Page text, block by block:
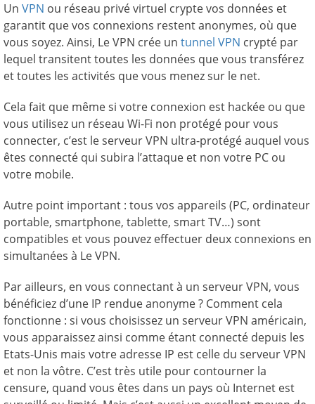
Un VPN ou réseau privé virtuel crypte vos données et
garantit que vos connexions restent anonymes, où que
vous soyez. Ainsi, Le VPN crée un tunnel VPN crypté par
lequel transitent toutes les données que vous transférez
et toutes les activités que vous menez sur le net.
Cela fait que même si votre connexion est hackée ou que
vous utilisez un réseau Wi-Fi non protégé pour vous
connecter, c’est le serveur VPN ultra-protégé auquel vous
êtes connecté qui subira l’attaque et non votre PC ou
votre mobile.
Autre point important : tous vos appareils (PC, ordinateur
portable, smartphone, tablette, smart TV…) sont
compatibles et vous pouvez effectuer deux connexions en
simultanées à Le VPN.
Par ailleurs, en vous connectant à un serveur VPN, vous
bénéficiez d’une IP rendue anonyme ? Comment cela
fonctionne : si vous choisissez un serveur VPN américain,
vous apparaissez ainsi comme étant connecté depuis les
Etats-Unis mais votre adresse IP est celle du serveur VPN
et non la vôtre. C’est très utile pour contourner la
censure, quand vous êtes dans un pays où Internet est